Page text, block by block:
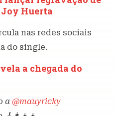
Huerta
nas redes sociais
do single.
a chegada do
a @mauyricky